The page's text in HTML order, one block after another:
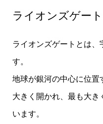
ライオンズゲー
ライオンズゲートとは
す。
地球が銀河の中心に位置
大きく開かれ、最も大き
います。